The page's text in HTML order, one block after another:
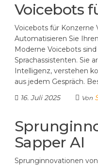
Voicebots
Voicebots für Konzerne
Automatisieren Sie
Moderne Voicebots
Sprachassistenten. Sie
Intelligenz, verstehen
aus jedem Gespräch.
16. Juli 2025
Von
Sapper AI
Sprunginnovationen